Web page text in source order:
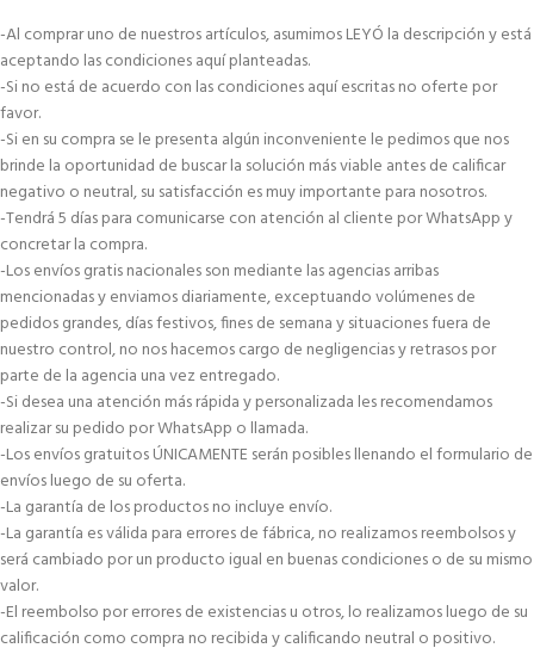
-Al comprar uno de nuestros artículos, asumimos LEYÓ la descripción y está
aceptando las condiciones aquí planteadas.
-Si no está de acuerdo con las condiciones aquí escritas no oferte por
favor.
-Si en su compra se le presenta algún inconveniente le pedimos que nos
brinde la oportunidad de buscar la solución más viable antes de calificar
negativo o neutral, su satisfacción es muy importante para nosotros.
-Tendrá 5 días para comunicarse con atención al cliente por WhatsApp y
concretar la compra.
-Los envíos gratis nacionales son mediante las agencias arribas
mencionadas y enviamos diariamente, exceptuando volúmenes de
pedidos grandes, días festivos, fines de semana y situaciones fuera de
nuestro control, no nos hacemos cargo de negligencias y retrasos por
parte de la agencia una vez entregado.
-Si desea una atención más rápida y personalizada les recomendamos
realizar su pedido por WhatsApp o llamada.
-Los envíos gratuitos ÚNICAMENTE serán posibles llenando el formulario de
envíos luego de su oferta.
-La garantía de los productos no incluye envío.
-La garantía es válida para errores de fábrica, no realizamos reembolsos y
será cambiado por un producto igual en buenas condiciones o de su mismo
valor.
-El reembolso por errores de existencias u otros, lo realizamos luego de su
calificación como compra no recibida y calificando neutral o positivo.